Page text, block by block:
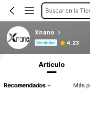
Buscar en la
Xnano
Vendedor 4.23
Artículo
Recomendados Más